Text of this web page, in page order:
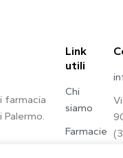
farmacia
Palermo.
Link
utili
Chi
siamo
Farmacie